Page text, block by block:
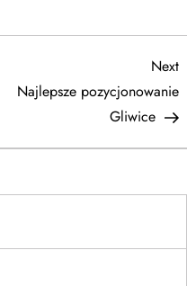
Next
Najlepsze pozycjonowanie
Gliwice